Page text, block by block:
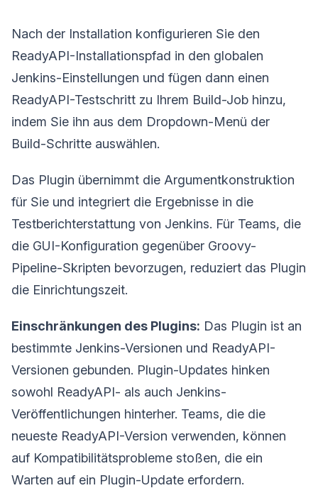
Nach der Installation konfigurieren Sie den
ReadyAPI-Installationspfad in den globalen
Jenkins-Einstellungen und fügen dann einen
ReadyAPI-Testschritt zu Ihrem Build-Job hinzu,
indem Sie ihn aus dem Dropdown-Menü der
Build-Schritte auswählen.
Das Plugin übernimmt die Argumentkonstruktion
für Sie und integriert die Ergebnisse in die
Testberichterstattung von Jenkins. Für Teams, die
die GUI-Konfiguration gegenüber Groovy-
Pipeline-Skripten bevorzugen, reduziert das Plugin
die Einrichtungszeit.
Einschränkungen des Plugins: Das Plugin ist an
bestimmte Jenkins-Versionen und ReadyAPI-
Versionen gebunden. Plugin-Updates hinken
sowohl ReadyAPI- als auch Jenkins-
Veröffentlichungen hinterher. Teams, die die
neueste ReadyAPI-Version verwenden, können
auf Kompatibilitätsprobleme stoßen, die ein
Warten auf ein Plugin-Update erfordern.